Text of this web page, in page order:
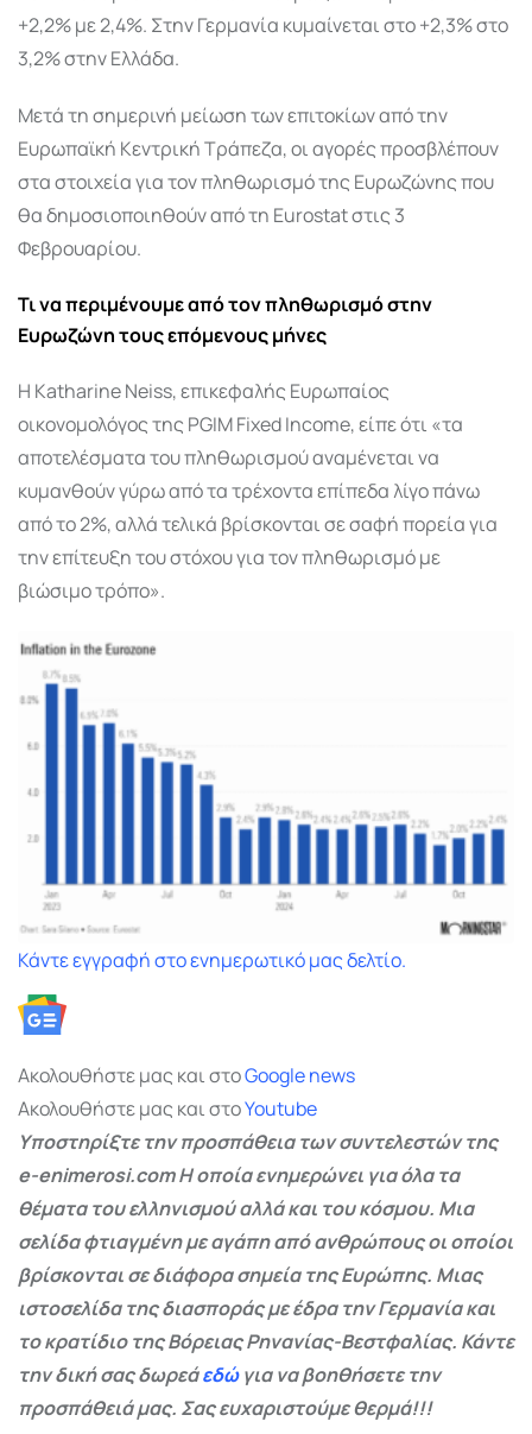
+2,2% με 2,4%. Στην Γερμανία κυμαίνεται στο +2,3% στο
3,2% στην Ελλάδα.
Μετά τη σημερινή μείωση των επιτοκίων από την
Ευρωπαϊκή Κεντρική Τράπεζα, οι αγορές προσβλέπουν
στα στοιχεία για τον πληθωρισμό της Ευρωζώνης που
θα δημοσιοποιηθούν από τη Eurostat στις 3
Φεβρουαρίου.
Τι να περιμένουμε από τον πληθωρισμό στην
Ευρωζώνη τους επόμενους μήνες
Η Katharine Neiss, επικεφαλής Ευρωπαίος
οικονομολόγος της PGIM Fixed Income, είπε ότι «τα
αποτελέσματα του πληθωρισμού αναμένεται να
κυμανθούν γύρω από τα τρέχοντα επίπεδα λίγο πάνω
από το 2%, αλλά τελικά βρίσκονται σε σαφή πορεία για
την επίτευξη του στόχου για τον πληθωρισμό με
βιώσιμο τρόπο».
Κάντε εγγραφή στο ενημερωτικό μας δελτίο.
Ακολουθήστε μας και στοGooglenews
Ακολουθήστε μας και στοYoutube
Υποστηρίξτε την προσπάθεια των συντελεστών της
e-enimerosi.com Η οποία ενημερώνει για όλα τα
θέματα του ελληνισμού αλλά και του κόσμου. Μια
σελίδα φτιαγμένη με αγάπη από ανθρώπους οι οποίοι
βρίσκονται σε διάφορα σημεία της Ευρώπης. Μιας
ιστοσελίδα της διασποράς με έδρα την Γερμανία και
το κρατίδιο της Βόρειας Ρηνανίας-Βεστφαλίας. Κάντε
την δική σας δωρεάεδώγια να βοηθήσετε την
προσπάθειά μας. Σας ευχαριστούμε θερμά!!!